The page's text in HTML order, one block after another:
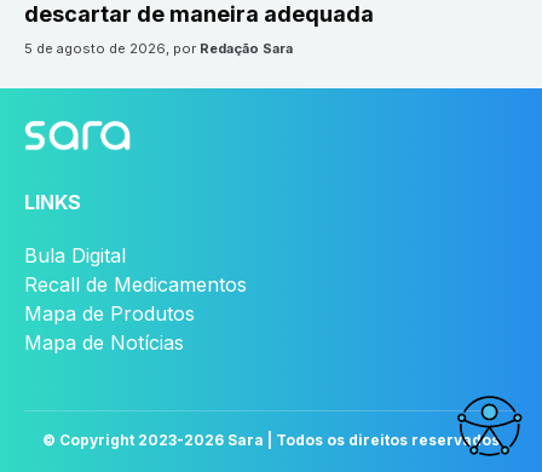
descartar de maneira adequada
5 de agosto de 2026, por Redação Sara
LINKS
Bula Digital
Recall de Medicamentos
Mapa de Produtos
Mapa de Notícias
© Copyright 2023-2026 Sara | Todos os direitos reservados